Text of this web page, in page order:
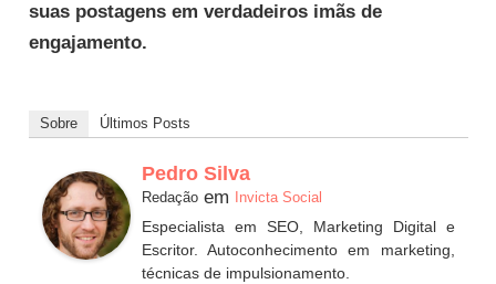
suas postagens em verdadeiros imãs de
engajamento.
Sobre Últimos Posts
Pedro Silva
Redaçãoem Invicta Social
Especialista em SEO, Marketing Digital e
Escritor. Autoconhecimento em marketing,
técnicas de impulsionamento.